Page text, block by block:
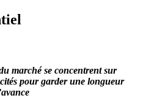
marché se concentrent sur
pour garder une longueur